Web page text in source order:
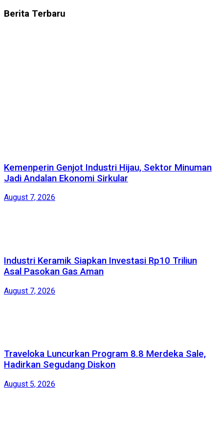
Berita Terbaru
Kemenperin Genjot Industri Hijau, Sektor Minuman
Jadi Andalan Ekonomi Sirkular
August 7, 2026
Industri Keramik Siapkan Investasi Rp10 Triliun
Asal Pasokan Gas Aman
August 7, 2026
Traveloka Luncurkan Program 8.8 Merdeka Sale,
Hadirkan Segudang Diskon
August 5, 2026